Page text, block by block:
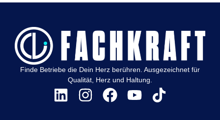
Finde Betriebe die Dein Herz berühren. Ausgezeichnet für
Qualität, Herz und Haltung.